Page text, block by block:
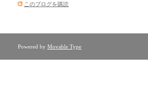
このブログを購読
Powered by Movable Type